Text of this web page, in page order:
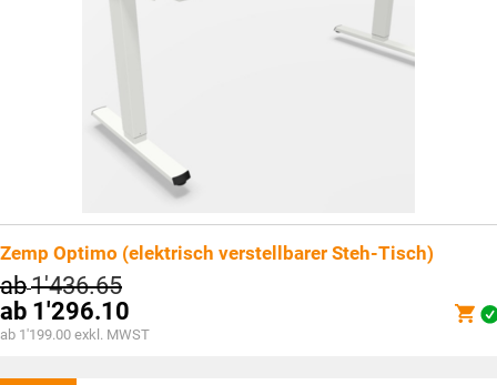
Zemp Optimo (elektrisch verstellbarer Steh-Tisch)
ab1'436.65
ab 1'296.10
ab 1'199.00 exkl. MWST